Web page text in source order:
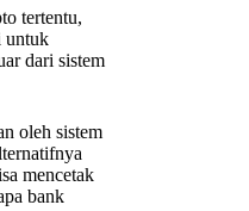
tertentu,
untuk
dari sistem
oleh sistem
mencetak
bank